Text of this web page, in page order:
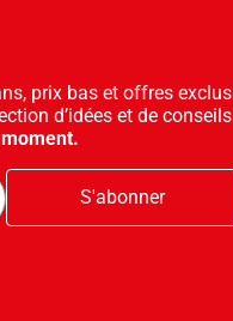
prix bas et offres
d’idées et de
S'abonner